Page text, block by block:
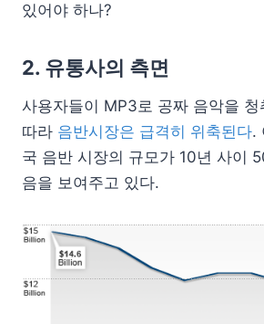
있어야 하나?
2. 유통사의 측면
사용자들이 MP3로 공짜 음악을 청
따라 음반시장은 급격히 위축된다.
국 음반 시장의 규모가 10년 사이
음을 보여주고 있다.